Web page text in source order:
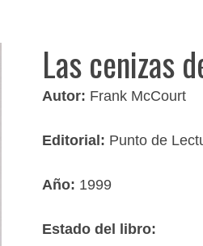
Las cenizas
Autor: Frank McCourt
Editorial: Punto de
Año: 1999
Estado del libro: